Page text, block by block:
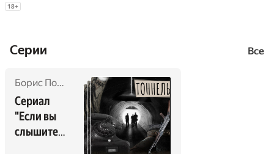
18+
Cерии Все
Борис Пономарев ,Марина Анохина
Сериал
"Если вы
слышите